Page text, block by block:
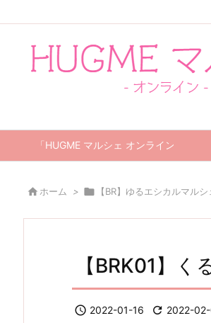
「HUGME マルシェ オンライン」につ
 ホーム >  【BR】ゆるエシカルマ
【BRK01】
 2022-01-16  2022-